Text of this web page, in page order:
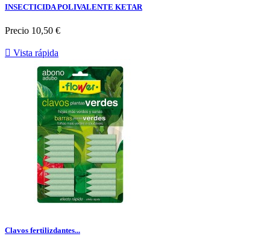
INSECTICIDA POLIVALENTE KETAR
Precio 10,50 €
 Vista rápida
Clavos fertilizdantes...